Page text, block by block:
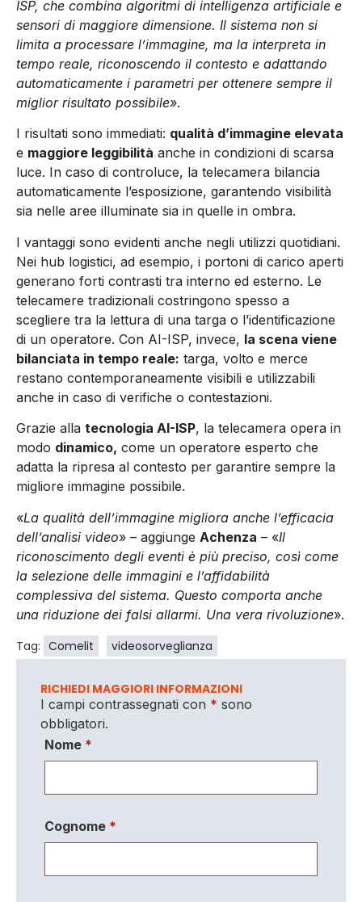
ISP, che combina algoritmi di intelligenza artificiale e
sensori di maggiore dimensione. Il sistema non si
limita a processare l’immagine, ma la interpreta in
tempo reale, riconoscendo il contesto e adattando
automaticamente i parametri per ottenere sempre il
miglior risultato possibile».
I risultati sono immediati: qualità d’immagine elevata
e maggiore leggibilità anche in condizioni di scarsa
luce. In caso di controluce, la telecamera bilancia
automaticamente l’esposizione, garantendo visibilità
sia nelle aree illuminate sia in quelle in ombra.
I vantaggi sono evidenti anche negli utilizzi quotidiani.
Nei hub logistici, ad esempio, i portoni di carico aperti
generano forti contrasti tra interno ed esterno. Le
telecamere tradizionali costringono spesso a
scegliere tra la lettura di una targa o l’identificazione
di un operatore. Con AI-ISP, invece, la scena viene
bilanciata in tempo reale: targa, volto e merce
restano contemporaneamente visibili e utilizzabili
anche in caso di verifiche o contestazioni.
Grazie alla tecnologia AI-ISP, la telecamera opera in
modo dinamico, come un operatore esperto che
adatta la ripresa al contesto per garantire sempre la
migliore immagine possibile.
«La qualità dell’immagine migliora anche l’efficacia
dell’analisi video» – aggiunge Achenza – «Il
riconoscimento degli eventi è più preciso, così come
la selezione delle immagini e l’affidabilità
complessiva del sistema. Questo comporta anche
una riduzione dei falsi allarmi. Una vera rivoluzione».
Tag: Comelit videosorveglianza
RICHIEDI MAGGIORI INFORMAZIONI
I campi contrassegnati con * sono
obbligatori.
Nome *
Cognome *